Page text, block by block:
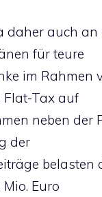
daher auch an
für teure
im Rahmen
Flat-Tax auf
neben der
der
belasten
Euro